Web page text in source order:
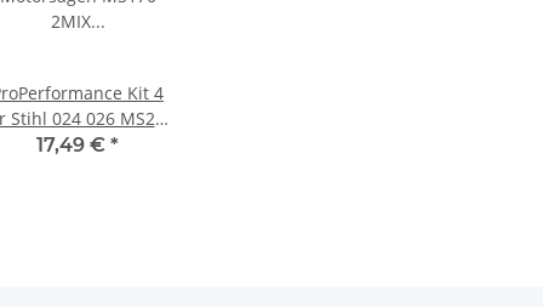
Kit 4
Stihl 024 026 MS240
MS260
17,49 € *